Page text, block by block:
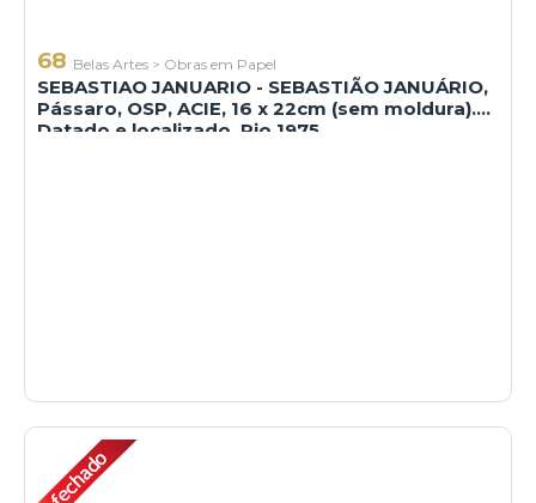
68 Belas Artes > Obras em Papel
SEBASTIAO JANUARIO - SEBASTIÃO JANUÁRIO,
Pássaro, OSP, ACIE, 16 x 22cm (sem moldura).
Datado e localizado, Rio 1975